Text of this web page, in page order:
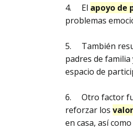
4. El apoyo de
problemas
5. También
padres de
espacio de
6. Otro factor
reforzar los
en casa, así